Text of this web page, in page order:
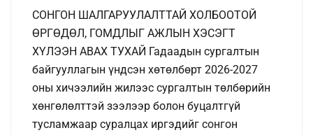
СОНГОН ШАЛГАРУУЛАЛТТАЙ ХОЛБООТОЙ
ӨРГӨДӨЛ, ГОМДЛЫГ АЖЛЫН ХЭСЭГТ
ХҮЛЭЭН АВАХ ТУХАЙ Гадаадын сургалтын
байгууллагын үндсэн хөтөлбөрт 2026-2027
оны хичээлийн жилээс сургалтын төлбөрийн
хөнгөлөлттэй зээлээр болон буцалтгүй
тусламжаар суралцах иргэдийг сонгон